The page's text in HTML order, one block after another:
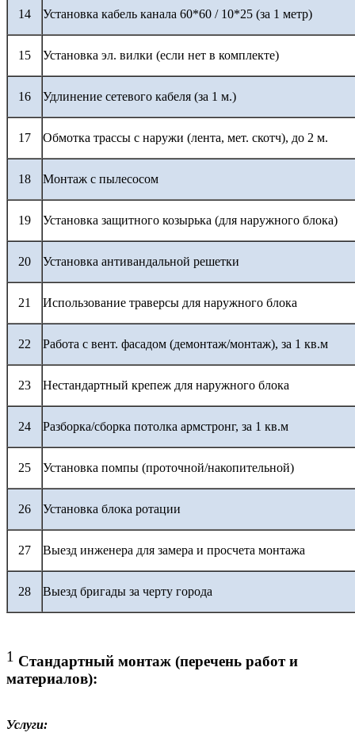
14 Установка кабель канала 60*60 / 10*25 (за 1 метр)
15 Установка эл. вилки (если нет в комплекте)
16 Удлинение сетевого кабеля (за 1 м.)
17 Обмотка трассы с наружи (лента, мет. скотч), до 2 м.
18 Монтаж с пылесосом
19 Установка защитного козырька (для наружного блока)
20 Установка антивандальной решетки
21 Использование траверсы для наружного блока
22 Работа с вент. фасадом (демонтаж/монтаж), за 1 кв.м
23 Нестандартный крепеж для наружного блока
24 Разборка/сборка потолка армстронг, за 1 кв.м
25 Установка помпы (проточной/накопительной)
26 Установка блока ротации
27 Выезд инженера для замера и просчета монтажа
28 Выезд бригады за черту города
1 Стандартный монтаж (перечень работ и
материалов):
Услуги: